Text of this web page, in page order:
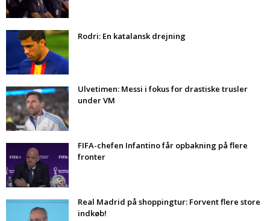
Rodri: En katalansk drejning
Ulvetimen: Messi i fokus for drastiske trusler
under VM
FIFA-chefen Infantino får opbakning på flere
fronter
Real Madrid på shoppingtur: Forvent flere store
indkøb!